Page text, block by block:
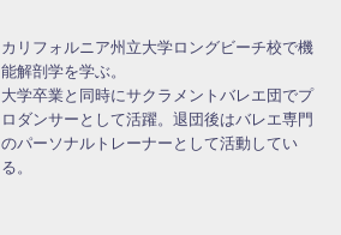
カリフォルニア州立大学ロングビーチ校で機
能解剖学を学ぶ。
大学卒業と同時にサクラメントバレエ団でプ
ロダンサーとして活躍。退団後はバレエ専門
のパーソナルトレーナーとして活動してい
る。